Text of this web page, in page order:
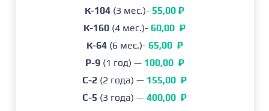
цветок среднего и крупного размера с
умеренной интенсивностью антоциановой
окраски лепестков. Гроздь средней плотности,
от среднего до большого количества ягод.
К-104 (3 мес.)- 55,00 ₽
К-160 (4 мес.)- 60,00 ₽
К-64(6 мес.)- 65,00 ₽
P-9(1 год) — 100,00 ₽
C-2 (2 года) — 155,00 ₽
C-5 (3 года) — 400,00 ₽